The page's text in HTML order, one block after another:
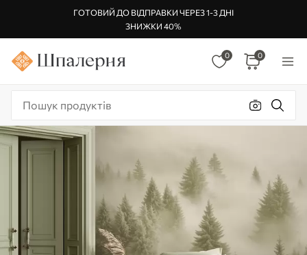
ГОТОВИЙ ДО ВІДПРАВКИ ЧЕРЕЗ 1-3 ДНІ
ЗНИЖКИ 40%
0 0